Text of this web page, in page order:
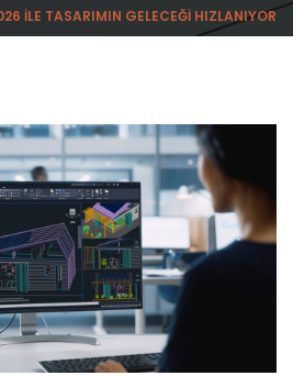
ILE TASARIMIN GELECEĞI HIZLANIYOR